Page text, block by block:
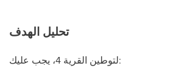
تحليل الهدف
لتوطين القرية 4، يجب عليك: